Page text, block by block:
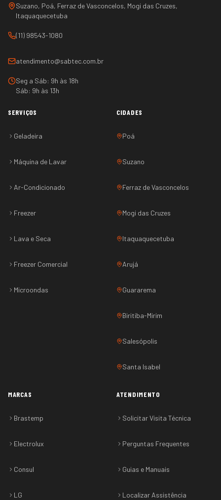
Suzano, Poá, Ferraz de Vasconcelos, Mogi das Cruzes,
Itaquaquecetuba
(11) 98543-1080
atendimento@sabtec.com.br
Seg a Sáb: 9h às 18h
Sáb: 9h às 13h
SERVIÇOS
Geladeira
Máquina de Lavar
Ar-Condicionado
Freezer
Lava e Seca
Freezer Comercial
Microondas
CIDADES
Poá
Suzano
Ferraz de Vasconcelos
Mogi das Cruzes
Itaquaquecetuba
Arujá
Guararema
Biritiba-Mirim
Salesópolis
Santa Isabel
MARCAS
Brastemp
Electrolux
Consul
LG
ATENDIMENTO
Solicitar Visita Técnica
Perguntas Frequentes
Guias e Manuais
Localizar Assistência